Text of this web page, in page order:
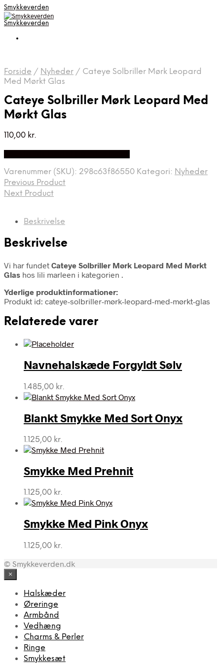
Smykkeverden
Smykkeverden
Forside / Nyheder / Cateye Solbriller Mørk Leopard
Med Mørkt Glas
Cateye Solbriller Mørk Leopard Med
Mørkt Glas
110,00 kr.
Varenummer (SKU): 298c63f86550 Kategori: Nyheder
Previous Product
Next Product
Beskrivelse
Beskrivelse
Vi har fundet Cateye Solbriller Mørk Leopard Med Mørkt
Glas hos lili marleen i kategorien .
Yderlige produktinformationer:
Produkt id: cateye-solbriller-mørk-leopard-med-mørkt-glas
Relaterede varer
Navnehalskæde Forgyldt Sølv
1.485,00 kr.
Blankt Smykke Med Sort Onyx
1.125,00 kr.
Smykke Med Prehnit
1.125,00 kr.
Smykke Med Pink Onyx
1.125,00 kr.
© Smykkeverden.dk
×
Halskæder
Øreringe
Armbånd
Vedhæng
Charms & Perler
Ringe
Smykkesæt